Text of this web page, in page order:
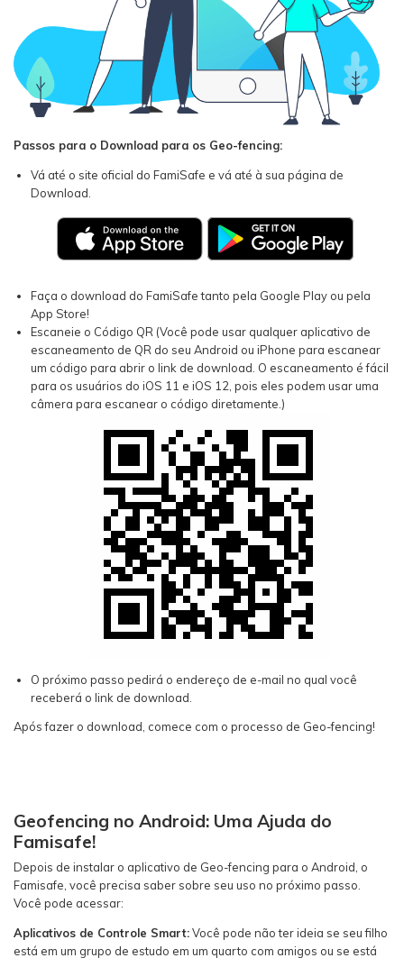
Passos para o Download para os Geo-fencing:
Vá até o site oficial do FamiSafe e vá até à sua página de
Download.
Faça o download do FamiSafe tanto pela Google Play ou pela
App Store!
Escaneie o Código QR (Você pode usar qualquer aplicativo de
escaneamento de QR do seu Android ou iPhone para escanear
um código para abrir o link de download. O escaneamento é fácil
para os usuários do iOS 11 e iOS 12, pois eles podem usar uma
câmera para escanear o código diretamente.)
O próximo passo pedirá o endereço de e-mail no qual você
receberá o link de download.
Após fazer o download, comece com o processo de Geo-fencing!
Geofencing no Android: Uma Ajuda do
Famisafe!
Depois de instalar o aplicativo de Geo-fencing para o Android, o
Famisafe, você precisa saber sobre seu uso no próximo passo.
Você pode acessar:
Aplicativos de Controle Smart:Você pode não ter ideia se seu filho
está em um grupo de estudo em um quarto com amigos ou se está